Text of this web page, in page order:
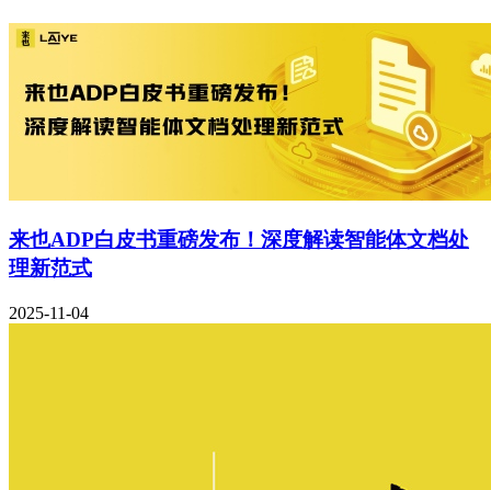
来也ADP白皮书重磅发布！深度解读智能体文档处
理新范式
2025-11-04